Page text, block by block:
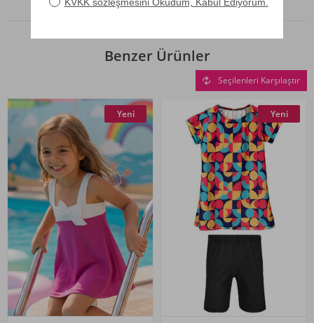
Benzer Ürünler
Seçilenleri Karşılaştır
Yeni Yeni